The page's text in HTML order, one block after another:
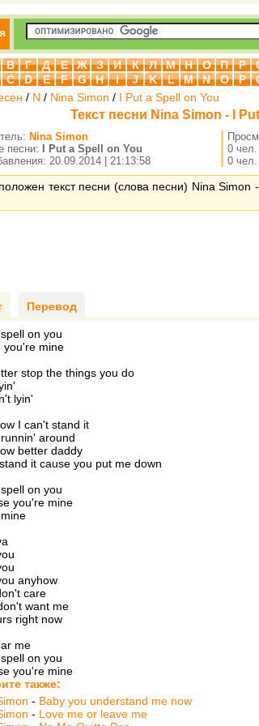
В Г Д Е Ж З И К Л М Н О П Р
C D E F G H I J K L M N O P
/ N / Nina Simon / I Put а Spell on You
Текст песни Nina Simon - I
Nina Simon
песни:
I Put а Spell on You
20.09.2014 | 21:13:58
0 чел.
0 чел.
текст песни (слова песни) Nina
Перевод
on you
you're mine
stop the things you do
lyin'
I can't stand it
around
better daddy
it cause you put me down
on you
you're mine
anyhow
care
want me
right now
me
on you
you're mine
также:
- Baby you understand me now
- Love me or leave me